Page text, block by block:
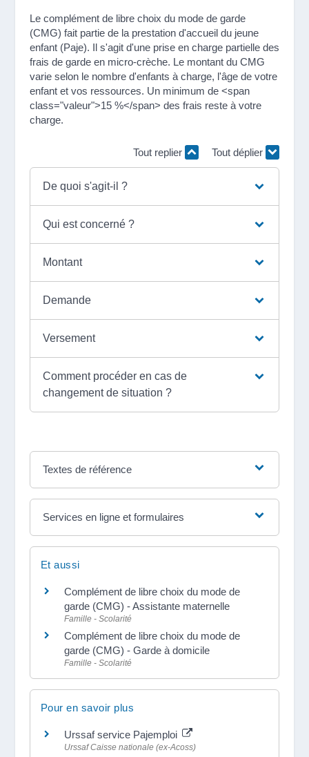
Le complément de libre choix du mode de garde
(CMG) fait partie de la prestation d'accueil du jeune
enfant (Paje). Il s'agit d'une prise en charge partielle des
frais de garde en micro-crèche. Le montant du CMG
varie selon le nombre d'enfants à charge, l'âge de votre
enfant et vos ressources. Un minimum de <span
class="valeur">15 %</span> des frais reste à votre
charge.
Tout replier Tout déplier
De quoi s'agit-il ?
Qui est concerné ?
Montant
Demande
Versement
Comment procéder en cas de
changement de situation ?
Textes de référence
Services en ligne et formulaires
Et aussi
Complément de libre choix du mode de
garde (CMG) - Assistante maternelle
Famille - Scolarité
Complément de libre choix du mode de
garde (CMG) - Garde à domicile
Famille - Scolarité
Pour en savoir plus
Urssaf service Pajemploi
Urssaf Caisse nationale (ex-Acoss)